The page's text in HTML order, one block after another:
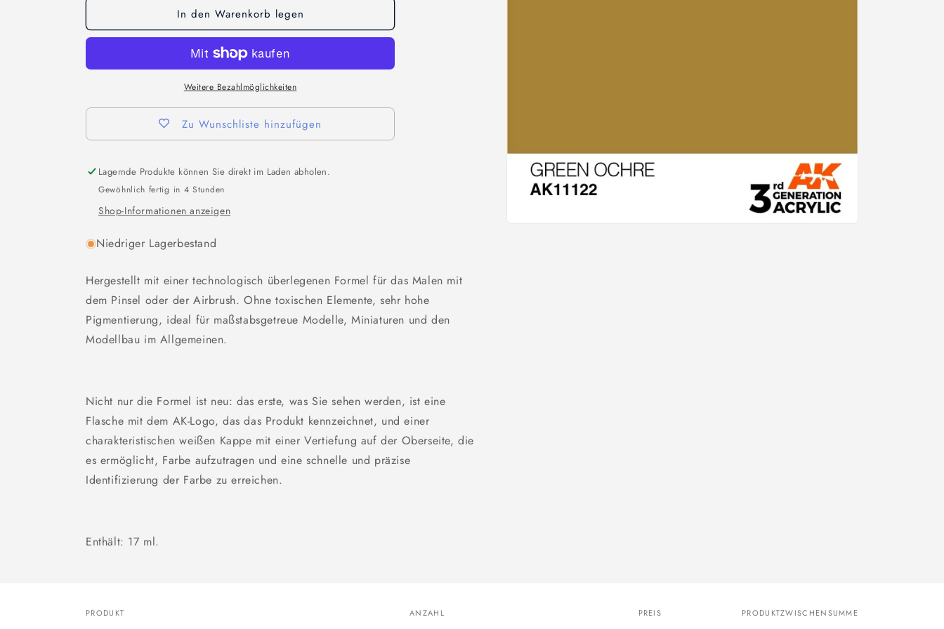
In den Warenkorb legen
Weitere Bezahlmöglichkeiten
Zu Wunschliste hinzufügen
Lagernde Produkte können Sie direkt im Laden abholen.
Gewöhnlich fertig in 4 Stunden
Shop-Informationen anzeigen
Niedriger Lagerbestand
Hergestellt mit einer technologisch überlegenen Formel für das Malen mit
dem Pinsel oder der Airbrush. Ohne toxischen Elemente, sehr hohe
Pigmentierung, ideal für maßstabsgetreue Modelle, Miniaturen und den
Modellbau im Allgemeinen.
Nicht nur die Formel ist neu: das erste, was Sie sehen werden, ist eine
Flasche mit dem AK-Logo, das das Produkt kennzeichnet, und einer
charakteristischen weißen Kappe mit einer Vertiefung auf der Oberseite, die
es ermöglicht, Farbe aufzutragen und eine schnelle und präzise
Identifizierung der Farbe zu erreichen.
Enthält: 17 ml.
PRODUKT ANZAHL PREIS PRODUKTZWISCHENSUMME